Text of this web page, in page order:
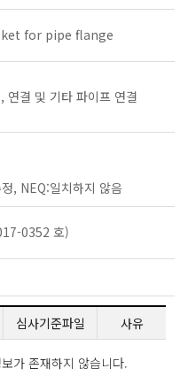
for pipe flange
결 및 기타 파이프 연결
, NEQ:일치하지 않음
0352 호)
심사기준파일 사유
가 존재하지 않습니다.